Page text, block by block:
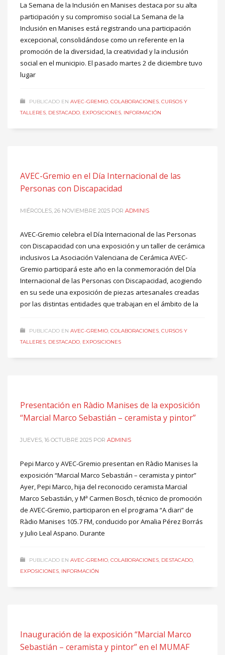
La Semana de la Inclusión en Manises destaca por su alta
participación y su compromiso social La Semana de la
Inclusión en Manises está registrando una participación
excepcional, consolidándose como un referente en la
promoción de la diversidad, la creatividad y la inclusión
social en el municipio. El pasado martes 2 de diciembre tuvo
lugar
PUBLICADO EN AVEC-GREMIO, COLABORACIONES, CURSOS Y
TALLERES, DESTACADO, EXPOSICIONES, INFORMACIÓN
AVEC-Gremio en el Día Internacional de las
Personas con Discapacidad
MIÉRCOLES, 26 NOVIEMBRE 2025 POR ADMINIS
AVEC-Gremio celebra el Día Internacional de las Personas
con Discapacidad con una exposición y un taller de cerámica
inclusivos La Asociación Valenciana de Cerámica AVEC-
Gremio participará este año en la conmemoración del Día
Internacional de las Personas con Discapacidad, acogiendo
en su sede una exposición de piezas artesanales creadas
por las distintas entidades que trabajan en el ámbito de la
PUBLICADO EN AVEC-GREMIO, COLABORACIONES, CURSOS Y
TALLERES, DESTACADO, EXPOSICIONES
Presentación en Ràdio Manises de la exposición
“Marcial Marco Sebastián – ceramista y pintor”
JUEVES, 16 OCTUBRE 2025 POR ADMINIS
Pepi Marco y AVEC-Gremio presentan en Ràdio Manises la
exposición “Marcial Marco Sebastián – ceramista y pintor”
Ayer, Pepi Marco, hija del reconocido ceramista Marcial
Marco Sebastián, y Mª Carmen Bosch, técnico de promoción
de AVEC-Gremio, participaron en el programa “A diari” de
Ràdio Manises 105.7 FM, conducido por Amalia Pérez Borrás
y Julio Leal Aspano. Durante
PUBLICADO EN AVEC-GREMIO, COLABORACIONES, DESTACADO,
EXPOSICIONES, INFORMACIÓN
Inauguración de la exposición “Marcial Marco
Sebastián – ceramista y pintor” en el MUMAF